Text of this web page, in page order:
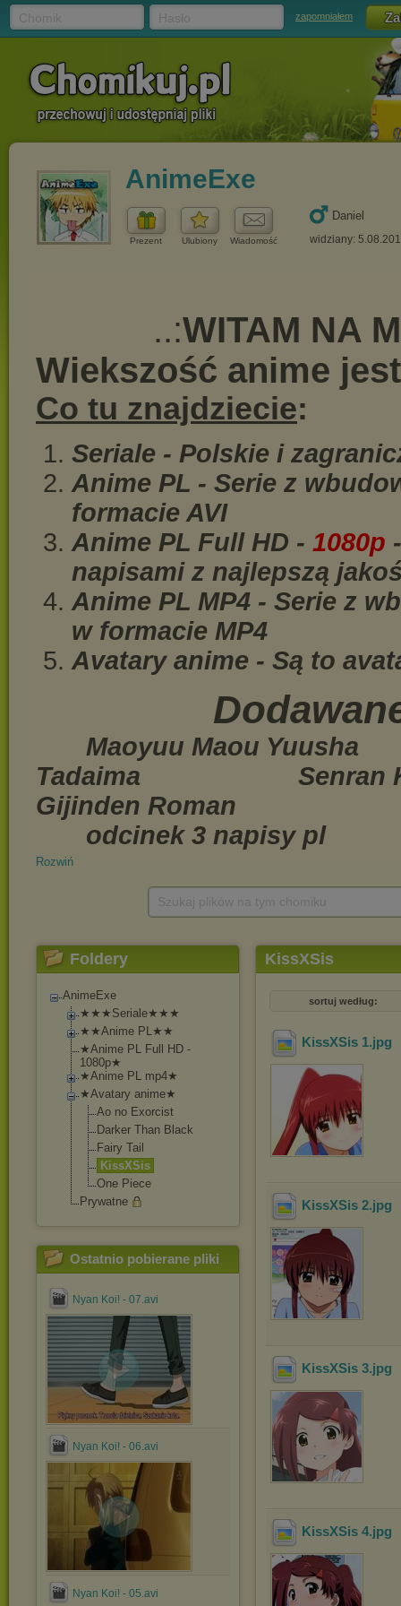
zapomniałem
AnimeExe
Prezent Ulubiony Wiadomość
Daniel
widziany:
Rozwiń
Foldery
AnimeExe
★★★Seriale★★★
★★Anime PL★★
★Anime PL Full HD -
1080p★
★Anime PL mp4★
★Avatary anime★
Ao no Exorcist
Darker Than Black
Fairy Tail
KissXSis
One Piece
Prywatne
Ostatnio pobierane pliki
Nyan Koi! - 07.avi
Nyan Koi! - 06.avi
Nyan Koi! - 05.avi
KissXSis
sortuj według:
KissXSis 1.jpg
KissXSis 2.jpg
KissXSis 3.jpg
KissXSis 4.jpg